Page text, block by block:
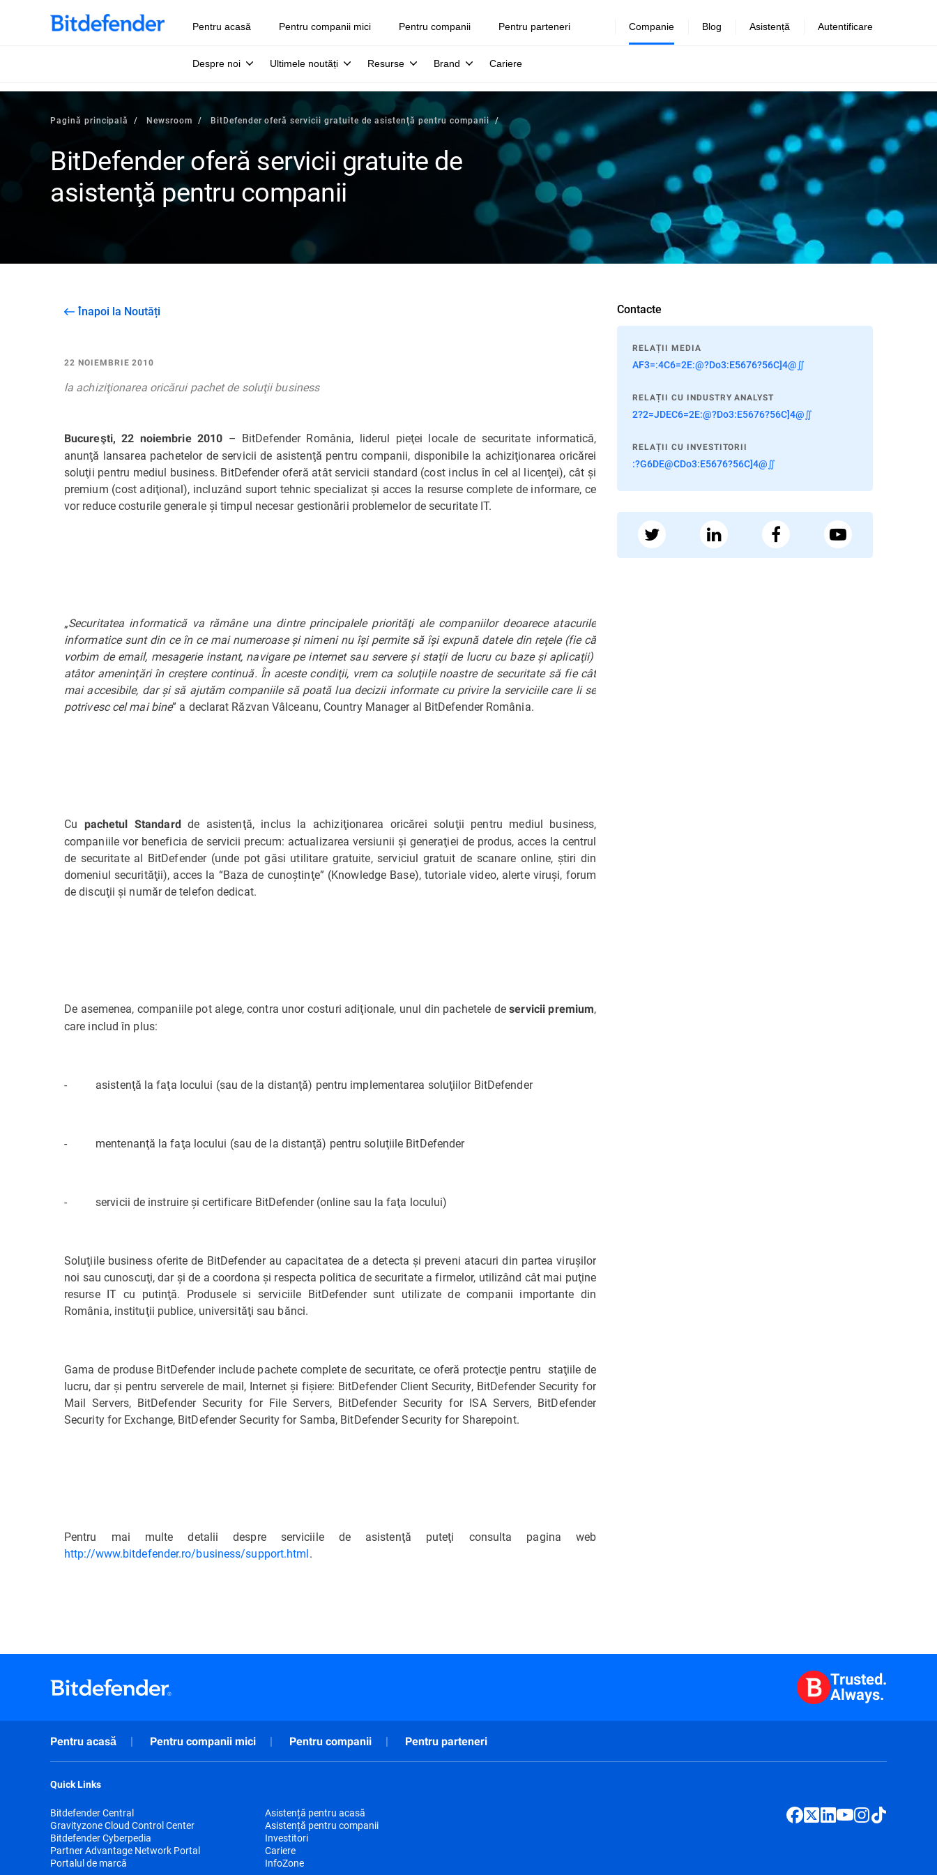
Pentru acasă Pentru companii mici Pentru companii Pentru parteneri Companie
Despre noi Ultimele noutăți Resurse Brand Cariere
Blog Asistență Autentificare
Pagină principală Newsroom BitDefender oferă servicii gratuite de asistenţă pentru companii
BitDefender oferă servicii gratuite de
asistenţă pentru companii
Înapoi la Noutăți
22 NOIEMBRIE 2010
la achiziţionarea oricărui pachet de soluţii business
Bucureşti, 22 noiembrie 2010 – BitDefender România, liderul pieţei locale de securitate informatică,
anunţă lansarea pachetelor de servicii de asistenţă pentru companii, disponibile la achiziţionarea oricărei
soluţii pentru mediul business. BitDefender oferă atât servicii standard (cost inclus în cel al licenţei), cât şi
premium (cost adiţional), incluzând suport tehnic specializat şi acces la resurse complete de informare, ce
vor reduce costurile generale şi timpul necesar gestionării problemelor de securitate IT.
„Securitatea informatică va rămâne una dintre principalele priorităţi ale companiilor deoarece atacurile
informatice sunt din ce în ce mai numeroase şi nimeni nu îşi permite să îşi expună datele din reţele (fie că
vorbim de email, mesagerie instant, navigare pe internet sau servere şi staţii de lucru cu baze şi aplicaţii)
atâtor ameninţări în creştere continuă. În aceste condiţii, vrem ca soluţiile noastre de securitate să fie cât
mai accesibile, dar şi să ajutăm companiile să poată lua decizii informate cu privire la serviciile care li se
potrivesc cel mai bine” a declarat Răzvan Vâlceanu, Country Manager al BitDefender România.
Cu pachetul Standardde asistenţă, inclus la achiziţionarea oricărei soluţii pentru mediul business,
companiile vor beneficia de servicii precum: actualizarea versiunii şi generaţiei de produs, acces la centrul
de securitate al BitDefender (unde pot găsi utilitare gratuite, serviciul gratuit de scanare online, ştiri din
domeniul securităţii), acces la “Baza de cunoştinţe” (Knowledge Base), tutoriale video, alerte viruşi, forum
de discuţii şi număr de telefon dedicat.
De asemenea, companiile pot alege, contra unor costuri adiţionale, unul din pachetele deservicii premium,
care includ în plus:
- asistenţă la faţa locului (sau de la distanţă) pentru implementarea soluţiilor BitDefender
- mentenanţă la faţa locului (sau de la distanţă) pentru soluţiile BitDefender
- servicii de instruire şi certificare BitDefender (online sau la faţa locului)
Soluţiile business oferite de BitDefender au capacitatea de a detecta şi preveni atacuri din partea viruşilor
noi sau cunoscuţi, dar şi de a coordona şi respecta politica de securitate a firmelor, utilizând cât mai puţine
resurse IT cu putinţă. Produsele si serviciile BitDefender sunt utilizate de companii importante din
România, instituţii publice, universităţi sau bănci.
Gama de produse BitDefender include pachete complete de securitate, ce oferă protecţie pentru staţiile de
lucru, dar şi pentru serverele de mail, Internet şi fişiere: BitDefender Client Security, BitDefender Security for
Mail Servers, BitDefender Security for File Servers, BitDefender Security for ISA Servers, BitDefender
Security for Exchange, BitDefender Security for Samba, BitDefender Security for Sharepoint.
Pentru mai multe detalii despre serviciile de asistenţă puteţi consulta pagina web
http://www.bitdefender.ro/business/support.html.
Contacte
RELAȚII MEDIA
AF3=:4C6=2E:@?Do3:E5676?56C]4@∬
RELAȚII CU INDUSTRY ANALYST
2?2=JDEC6=2E:@?Do3:E5676?56C]4@∬
RELAȚII CU INVESTITORII
:?G6DE@CDo3:E5676?56C]4@∬
Trusted.
Always.
Pentru acasă Pentru companii mici Pentru companii Pentru parteneri
Quick Links
Bitdefender Central
Gravityzone Cloud Control Center
Bitdefender Cyberpedia
Partner Advantage Network Portal
Portalul de marcă
Asistență pentru acasă
Asistență pentru companii
Investitori
Cariere
InfoZone